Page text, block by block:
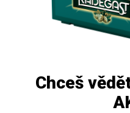
67,30
Chceš